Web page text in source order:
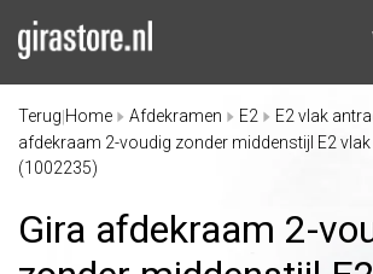
Terug Home Afdekramen E2 E2 vlak
afdekraam 2-voudig zonder middenstijl E2
(1002235)
Gira afdekraam 2-